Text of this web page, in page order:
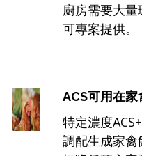
廚房需要大
可專案提供。
ACS可用在家
特定濃度
調配生成家